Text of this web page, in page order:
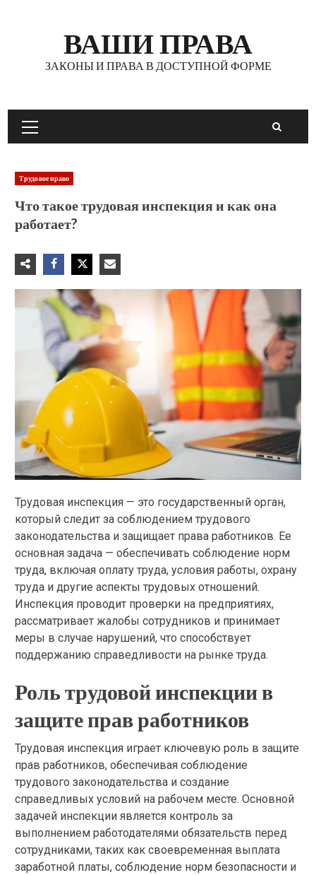
содержимомуВАШИ ПРАВА
ЗАКОНЫ И ПРАВА В ДОСТУПНОЙ ФОРМЕ
Основное
меню
Трудовое право
Что такое трудовая инспекция и как она
работает?
Трудовая инспекция — это государственный орган,
который следит за соблюдением трудового
законодательства и защищает права работников. Ее
основная задача — обеспечивать соблюдение норм
труда, включая оплату труда, условия работы, охрану
труда и другие аспекты трудовых отношений.
Инспекция проводит проверки на предприятиях,
рассматривает жалобы сотрудников и принимает
меры в случае нарушений, что способствует
поддержанию справедливости на рынке труда.
Роль трудовой инспекции в
защите прав работников
Трудовая инспекция играет ключевую роль в защите
прав работников, обеспечивая соблюдение
трудового законодательства и создание
справедливых условий на рабочем месте. Основной
задачей инспекции является контроль за
выполнением работодателями обязательств перед
сотрудниками, таких как своевременная выплата
заработной платы, соблюдение норм безопасности и